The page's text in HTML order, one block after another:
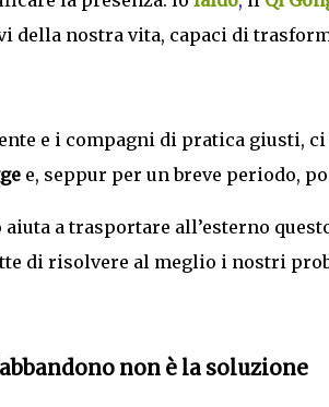
della nostra vita, capaci di
e i compagni di pratica giusti,
e, seppur per un breve periodo,
aiuta a trasportare all’esterno
di risolvere al meglio i nostri
non è la soluzione